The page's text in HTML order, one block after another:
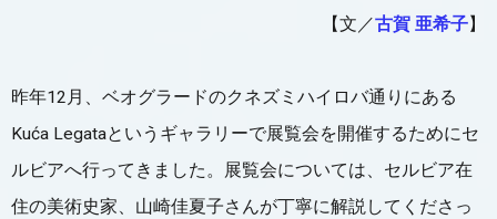
【文／古賀 亜希子】
昨年12月、ベオグラードのクネズミハイロバ通りにある
Kuća Legataというギャラリーで展覧会を開催するためにセ
ルビアへ行ってきました。展覧会については、セルビア在
住の美術史家、山崎佳夏子さんが丁寧に解説してくださっ